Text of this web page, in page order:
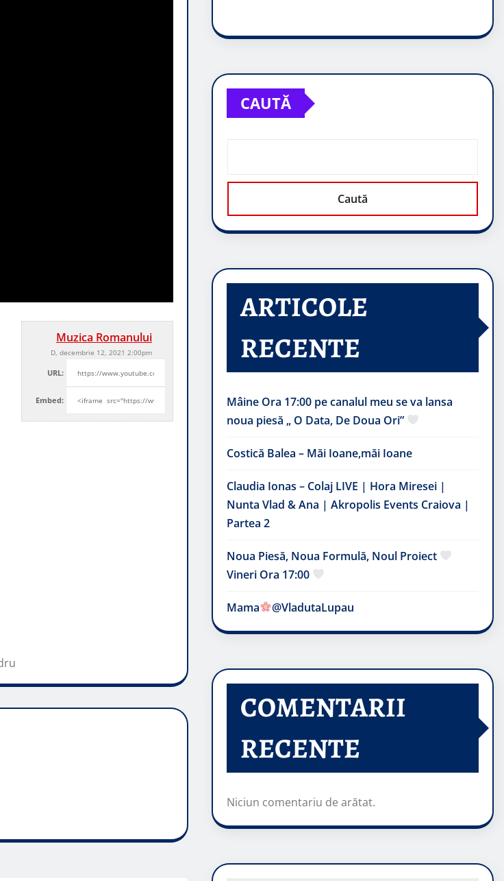
Muzica Romanului
D, decembrie 12, 2021 2:00pm
URL:
Embed:
CAUTĂ
Caută
ARTICOLE
RECENTE
Mâine Ora 17:00 pe canalul meu se va lansa
noua piesă „ O Data, De Doua Ori”
Costică Balea – Măi Ioane,măi Ioane
Claudia Ionas – Colaj LIVE | Hora Miresei |
Nunta Vlad & Ana | Akropolis Events Craiova |
Partea 2
Noua Piesă, Noua Formulă, Noul Proiect
Vineri Ora 17:00
Mama @VladutaLupau
COMENTARII
RECENTE
Niciun comentariu de arătat.